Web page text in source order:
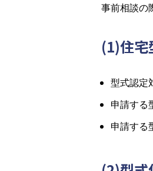
事前相談の
(1)住宅
型式認定
申請する
申請する